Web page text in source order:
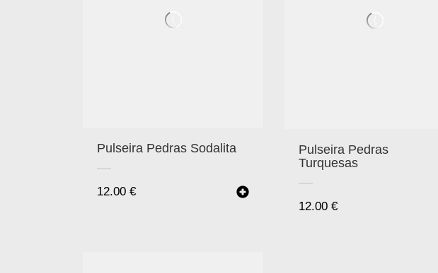
Pulseira Pedras Sodalita
12.00 €
Pulseira Pedras
Turquesas
12.00 €